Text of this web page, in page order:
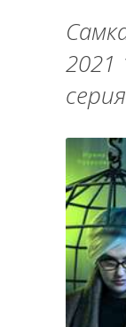
2021
серия